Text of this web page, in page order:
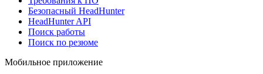
Безопасный HeadHunter
HeadHunter API
Поиск работы
Поиск по резюме
Мобильное приложение